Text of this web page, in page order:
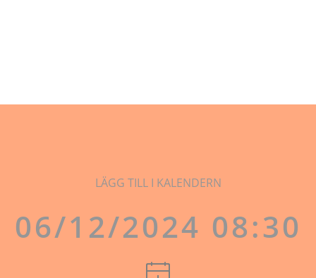
LÄGG TILL I KALENDERN
06/12/2024 08:30